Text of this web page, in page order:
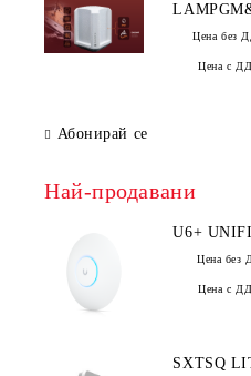
Цена без
Цена с
Абонирай се
Най-продавани
U6+
Цена без
Цена с
SXTSQ